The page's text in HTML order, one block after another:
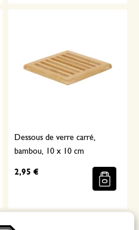
Dessous de verre carré,
bambou, 10 x 10 cm
2,95 €